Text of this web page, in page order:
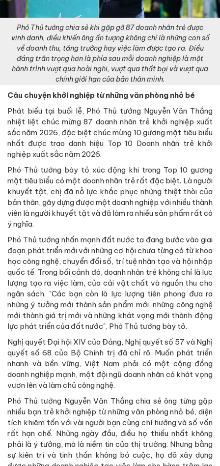
Phó Thủ tướng chia sẻ khi gặp gỡ 87 doanh nhân trẻ được
vinh danh, điều khiến ông ấn tượng không chỉ là những con số
về doanh thu, tăng trưởng hay việc làm được tạo ra. Điều
đáng trân trọng hơn là phía sau mỗi doanh nghiệp là một
hành trình vượt qua hoài nghi, vượt qua thất bại và vượt qua
chính giới hạn của bản thân mình.
Câu chuyện khởi nghiệp từ những văn phòng nhỏ bé
Phát biểu tại buổi lễ, Phó Thủ tướng Nguyễn Văn Thắng
nhiệt liệt chúc mừng 87 doanh nhân trẻ khởi nghiệp xuất
sắc năm 2026, đặc biệt chúc mừng 10 gương mặt tiêu biểu
nhất được trao danh hiệu Top 10 Doanh nhân trẻ khởi
nghiệp xuất sắc năm 2026.
Phó Thủ tướng bày tỏ xúc động khi trong Top 10 gương
mặt tiêu biểu có một doanh nhân trẻ rất đặc biệt. Là người
khuyết tật, chị đã nỗ lực khắc phục những thiệt thòi của
bản thân, gây dựng được một doanh nghiệp với nhiều thành
viên là người khuyết tật và đã làm ra nhiều sản phẩm rất có
ý nghĩa.
Phó Thủ tướng nhấn mạnh đất nước ta đang bước vào giai
đoạn phát triển mới với những cơ hội chưa từng có từ khoa
học công nghệ, chuyển đổi số, trí tuệ nhân tạo và hội nhập
quốc tế. Trong bối cảnh đó, doanh nhân trẻ không chỉ là lực
lượng tạo ra việc làm, của cải vật chất và nguồn thu cho
ngân sách. "Các bạn còn là lực lượng tiên phong đưa ra
những ý tưởng mới thành sản phẩm mới, những công nghệ
mới thành giá trị mới và những khát vọng mới thành động
lực phát triển của đất nước", Phó Thủ tướng bày tỏ.
Nghị quyết Đại hội XIV của Đảng, Nghị quyết số 57 và Nghị
quyết số 68 của Bộ Chính trị đã chỉ rõ: Muốn phát triển
nhanh và bền vững, Việt Nam phải có một cộng đồng
doanh nghiệp mạnh, một đội ngũ doanh nhân có khát vọng
vươn lên và làm chủ công nghệ.
Phó Thủ tướng Nguyễn Văn Thắng chia sẻ ông từng gặp
nhiều bạn trẻ khởi nghiệp từ những văn phòng nhỏ bé, diện
tích khiêm tốn với vài người bạn cùng chí hướng và số vốn
rất hạn chế. Những ngày đầu, điều họ thiếu nhất không
phải là ý tưởng, mà là niềm tin của thị trường. Nhưng bằng
sự kiên trì và tinh thần không bỏ cuộc, họ đã xây dựng